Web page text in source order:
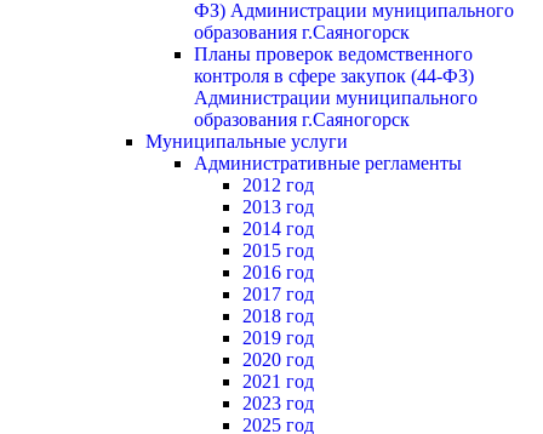
ФЗ) Администрации муниципального
образования г.Саяногорск
Планы проверок ведомственного
контроля в сфере закупок (44-ФЗ)
Администрации муниципального
образования г.Саяногорск
Муниципальные услуги
Административные регламенты
2012 год
2013 год
2014 год
2015 год
2016 год
2017 год
2018 год
2019 год
2020 год
2021 год
2023 год
2025 год